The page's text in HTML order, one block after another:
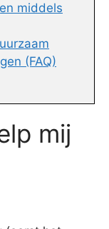
middels
(FAQ)
mij